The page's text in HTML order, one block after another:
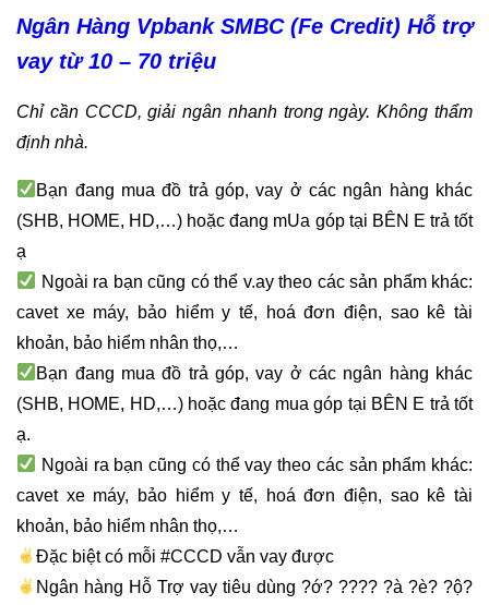
Ngân Hàng Vpbank SMBC (Fe Credit) Hỗ trợ
vay từ 10 – 70 triệu
Chỉ cần CCCD, giải ngân nhanh trong ngày. Không thẩm
định nhà.
Bạn đang mua đồ trả góp, vay ở các ngân hàng khác
(SHB, HOME, HD,…) hoặc đang mUa góp tại BÊN E trả tốt
ạ
Ngoài ra bạn cũng có thể v.ay theo các sản phẩm khác:
cavet xe máy, bảo hiểm y tế, hoá đơn điện, sao kê tài
khoản, bảo hiểm nhân thọ,…
Bạn đang mua đồ trả góp, vay ở các ngân hàng khác
(SHB, HOME, HD,…) hoặc đang mua góp tại BÊN E trả tốt
ạ.
Ngoài ra bạn cũng có thể vay theo các sản phẩm khác:
cavet xe máy, bảo hiểm y tế, hoá đơn điện, sao kê tài
khoản, bảo hiểm nhân thọ,…
Đặc biệt có mỗi #CCCD vẫn vay được
Ngân hàng Hỗ Trợ vay tiêu dùng ?ớ? ???? ?à ?è? ?ộ?